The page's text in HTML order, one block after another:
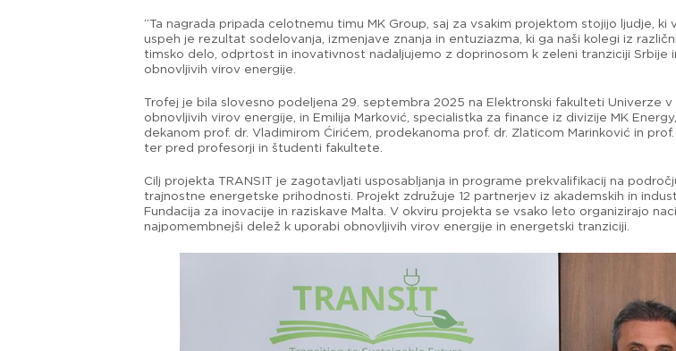
“Ta nagrada pripada celotnemu timu MK Group, saj za vsakim projektom stojijo ljudje,
uspeh je rezultat sodelovanja, izmenjave znanja in entuziazma, ki ga naši kolegi iz
timsko delo, odprtost in inovativnost nadaljujemo z doprinosom k zeleni tranziciji Srbije
obnovljivih virov energije.
Trofej je bila slovesno podeljena 29. septembra 2025 na Elektronski fakulteti Univerze
obnovljivih virov energije, in Emilija Marković, specialistka za finance iz divizije MK
dekanom prof. dr. Vladimirom Ćirićem, prodekanoma prof. dr. Zlaticom Marinković in
ter pred profesorji in študenti fakultete.
Cilj projekta TRANSIT je zagotavljati usposabljanja in programe prekvalifikacij na
trajnostne energetske prihodnosti. Projekt združuje 12 partnerjev iz akademskih in
Fundacija za inovacije in raziskave Malta. V okviru projekta se vsako leto organizirajo
najpomembnejši delež k uporabi obnovljivih virov energije in energetski tranziciji.